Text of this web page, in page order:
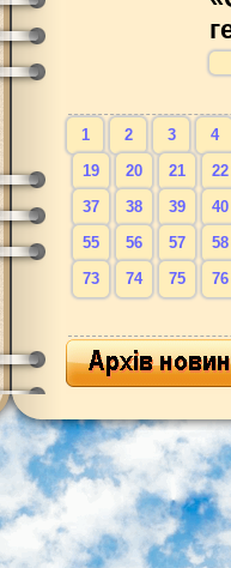
1 2 3
4
19
20 21
22
37
38 39
40
55
56 57
58
73
74 75 76